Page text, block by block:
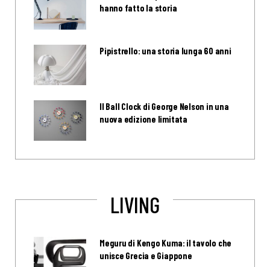
hanno fatto la storia
Pipistrello: una storia lunga 60 anni
Il Ball Clock di George Nelson in una
nuova edizione limitata
LIVING
Meguru di Kengo Kuma: il tavolo che
unisce Grecia e Giappone